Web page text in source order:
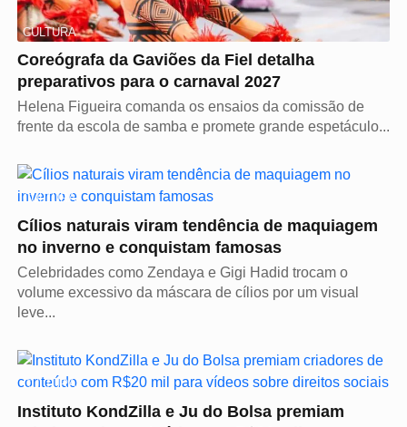
CULTURA
Coreógrafa da Gaviões da Fiel detalha
preparativos para o carnaval 2027
Helena Figueira comanda os ensaios da comissão de
frente da escola de samba e promete grande espetáculo...
CULTURA
Cílios naturais viram tendência de maquiagem
no inverno e conquistam famosas
Celebridades como Zendaya e Gigi Hadid trocam o
volume excessivo da máscara de cílios por um visual
leve...
CULTURA
Instituto KondZilla e Ju do Bolsa premiam